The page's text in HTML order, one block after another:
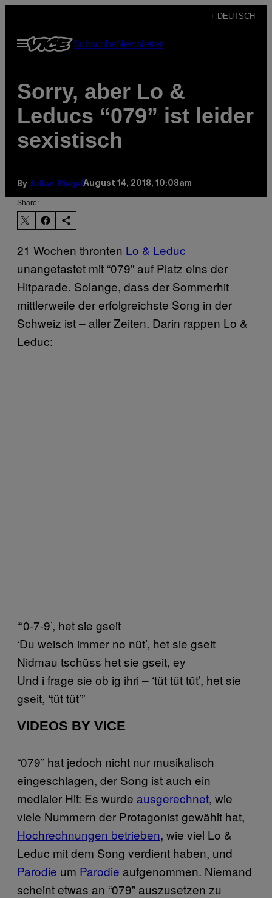
content
+ DEUTSCH
Open
Menu
SubscribeNewsletter
Sorry, aber Lo &
Leducs “079” ist leider
sexistisch
By Julian RiegelAugust 14, 2018, 10:08am
Share:
21 Wochen thronten Lo & Leduc
unangetastet mit “079” auf Platz eins der
Hitparade. Solange, dass der Sommerhit
mittlerweile der erfolgreichste Song in der
Schweiz ist – aller Zeiten. Darin rappen Lo &
Leduc:
“‘0-7-9’, het sie gseit
‘Du weisch immer no nüt’, het sie gseit
Nidmau tschüss het sie gseit, ey
Und i frage sie ob ig ihri – ‘tüt tüt tüt’, het sie
gseit, ‘tüt tüt’”
VIDEOS BY VICE
“079” hat jedoch nicht nur musikalisch
eingeschlagen, der Song ist auch ein
medialer Hit: Es wurde ausgerechnet, wie
viele Nummern der Protagonist gewählt hat,
Hochrechnungen betrieben, wie viel Lo &
Leduc mit dem Song verdient haben, und
Parodie um Parodie aufgenommen. Niemand
scheint etwas an “079” auszusetzen zu